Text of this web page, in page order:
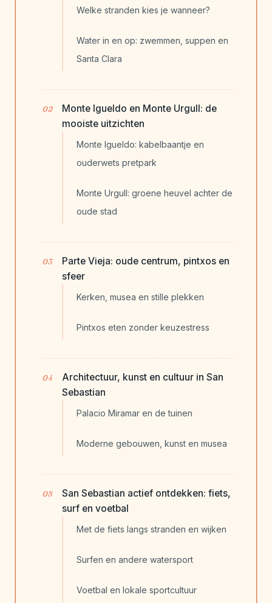
Welke stranden kies je wanneer?
Water in en op: zwemmen, suppen en
Santa Clara
Monte Igueldo en Monte Urgull: de
mooiste uitzichten
Monte Igueldo: kabelbaantje en
ouderwets pretpark
Monte Urgull: groene heuvel achter de
oude stad
Parte Vieja: oude centrum, pintxos en
sfeer
Kerken, musea en stille plekken
Pintxos eten zonder keuzestress
Architectuur, kunst en cultuur in San
Sebastian
Palacio Miramar en de tuinen
Moderne gebouwen, kunst en musea
San Sebastian actief ontdekken: fiets,
surf en voetbal
Met de fiets langs stranden en wijken
Surfen en andere watersport
Voetbal en lokale sportcultuur